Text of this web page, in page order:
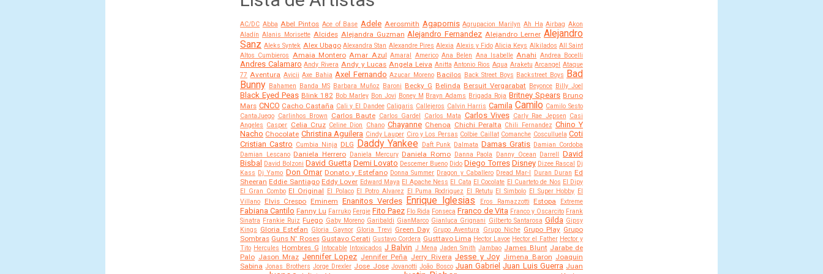
AC/DC Abba Abel Pintos Ace of Base Adele Aerosmith Agapornis Agrupacion Marilyn Ah Ha Airbag Akon
Aladín Alanis Morisette Alcides Alejandra Guzman Alejandro Fernandez Alejandro Lerner Alejandro
Sanz Aleks Syntek Alex Ubago Alexandra Stan Alexandre Pires Alexia Alexis y Fido Alicia Keys Alkilados All Saint
Altos Cumbieros Amaia Montero Amar Azul Amaral Americo Ana Belen Ana Isabelle Anahi Andrea Bocelli
Andres Calamaro Andy Rivera Andy y Lucas Angela Leiva Anitta Antonio Rios Aqua Araketu Arcangel Ataque
77 Aventura Avicii Axe Bahia Axel Fernando Azucar Moreno Bacilos Back Street Boys Backstreet Boys
Bad
Bunny
Bahamen Banda MS Barbara Muñoz Baroni Becky G Belinda Bersuit Vergarabat Beyonce Billy Joel
Black Eyed Peas Blink 182 Bob Marley Bon Jovi Boney M Brayn Adams Brigada Roja Britney Spears Bruno
Mars CNCO Cacho Castaña Cali y El Dandee Caligaris Callejeros Calvin Harris Camila Camilo Camilo Sesto
CantaJuego Carlinhos Brown Carlos Baute Carlos Gardel Carlos Mata Carlos Vives Carly Rae Jepsen Casi
Angeles Casper Celia Cruz Celine Dion Chano Chayanne Chenoa Chichi Peralta Chili Fernandez Chino Y
Nacho Chocolate Christina Aguilera Cindy Lauper Ciro y Los Persas Colbie Caillat Comanche Cosculluela Coti
Cristian Castro Cumbia Ninja DLG Daddy Yankee Daft Punk Dalmata Damas Gratis Damian Cordoba
Damian Lescano Daniela Herrero Daniela Mercury Daniela Romo Danna Paola Danny Ocean Darrell
David
Bisbal
David Bolzoni David Guetta Demi Lovato Descemer Bueno Dido Diego Torres Disney Dizee Rascal
Dj
Kass Dj Yamo Don Omar Donato y Estefano Donna Summer Dragon y Caballero Dread Mar-I Duran Duran Ed
Sheeran Eddie Santiago Eddy Lover Edward Maya El Apache Ness El Cata El Cocolate El Cuarteto de Nos El Dipy
El Gran Combo El Original El Polaco El Potro Alvarez El Puma Rodriguez El Retutu El Simbolo El Super Hobby El
Villano Elvis Crespo Eminem Enanitos Verdes Enrique Iglesias Eros Ramazzotti Estopa Extreme
Fabiana Cantilo Fanny Lu Farruko Fergie Fito Paez Flo Rida Fonseca Franco de Vita Franco y Oscarcito Frank
Sinatra Frankie Ruiz Fuego Gaby Moreno Garibaldi GianMarco Gianluca Grignani Gilberto Santarosa Gilda Gipsy
Kings Gloria Estefan Gloria Gaynor Gloria Trevi Green Day Grupo Aventura Grupo Niche Grupo Play Grupo
Sombras Guns N' Roses Gustavo Cerati Gustavo Cordera Gusttavo Lima Hector Lavoe Hector el Father Hector y
Tito Hercules Hombres G Intocable Intoxicados J Balvin J Mena Jaden Smith Jambao James Blunt Jarabe de
Palo Jason Mraz Jennifer Lopez Jennifer Peña Jerry Rivera Jesse y Joy Jimena Baron Joaquin
Sabina Jonas Brothers Jorge Drexler Jose Jose Jovanotti João Bosco Juan Gabriel Juan Luis Guerra Juan